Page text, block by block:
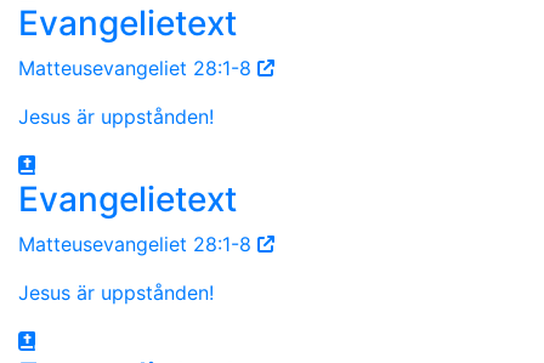
Evangelietext
Matteusevangeliet 28:1-8
Jesus är uppstånden!
Evangelietext
Matteusevangeliet 28:1-8
Jesus är uppstånden!